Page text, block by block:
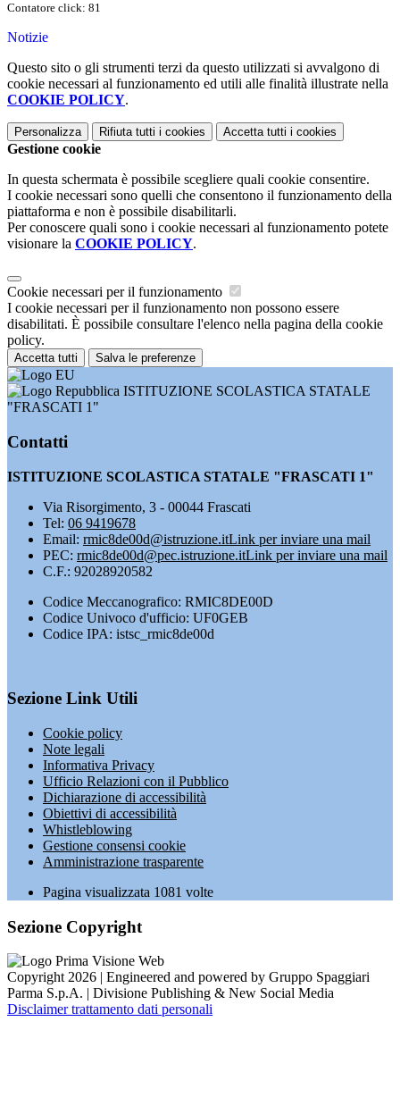
Contatore click: 81
Notizie
Questo sito o gli strumenti terzi da questo utilizzati si avvalgono di
cookie necessari al funzionamento ed utili alle finalità illustrate nella
COOKIE POLICY.
Personalizza Rifiuta tutti i cookies Accetta tutti i cookies
Gestione cookie
In questa schermata è possibile scegliere quali cookie consentire.
I cookie necessari sono quelli che consentono il funzionamento della
piattaforma e non è possibile disabilitarli.
Per conoscere quali sono i cookie necessari al funzionamento potete
visionare la COOKIE POLICY.
Cookie necessari per il funzionamento
I cookie necessari per il funzionamento non possono essere
disabilitati. È possibile consultare l'elenco nella pagina della cookie
policy.
Accetta tutti Salva le preferenze
ISTITUZIONE SCOLASTICA STATALE
"FRASCATI 1"
Contatti
ISTITUZIONE SCOLASTICA STATALE "FRASCATI 1"
Via Risorgimento, 3 - 00044 Frascati
Tel: 06 9419678
Email: rmic8de00d@istruzione.itLink per inviare una mail
PEC: rmic8de00d@pec.istruzione.itLink per inviare una mail
C.F.: 92028920582
Codice Meccanografico: RMIC8DE00D
Codice Univoco d'ufficio: UF0GEB
Codice IPA: istsc_rmic8de00d
Sezione Link Utili
Cookie policy
Note legali
Informativa Privacy
Ufficio Relazioni con il Pubblico
Dichiarazione di accessibilità
Obiettivi di accessibilità
Whistleblowing
Gestione consensi cookie
Amministrazione trasparente
Pagina visualizzata 1081 volte
Sezione Copyright
Copyright 2026 | Engineered and powered by Gruppo Spaggiari
Parma S.p.A. | Divisione Publishing & New Social Media
Disclaimer trattamento dati personali